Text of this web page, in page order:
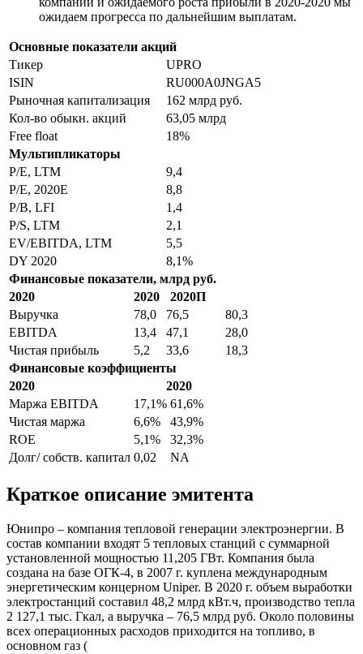
ожидаем прогресса по дальнейшим выплатам.
Основные показатели акций
Тикер
UPRO
ISIN
RU000A0JNGA5
Рыночная капитализация
162 млрд руб.
Кол-во обыкн. акций
63,05 млрд
Free float
18%
Мультипликаторы
P/E, LTM
9,4
P/E, 2020Е
8,8
P/B, LFI
1,4
P/S, LTM
2,1
EV/EBITDA, LTM
5,5
DY 2020
8,1%
Финансовые показатели, млрд руб.
2020
2020
2020П
Выручка
78,0 76,5
80,3
EBITDA
13,4 47,1
28,0
Чистая прибыль
5,2 33,6
18,3
Финансовые коэффициенты
2020
2020
Маржа EBITDA
17,1% 61,6%
Чистая маржа
6,6%
43,9%
ROE
5,1%
32,3%
Долг/ собств. капитал 0,02 NA
Краткое описание эмитента
Юнипро – компания тепловой генерации электроэнергии. В
состав компании входят 5 тепловых станций с суммарной
установленной мощностью 11,205 ГВт. Компания была
создана на базе ОГК-4, в 2007 г. куплена международным
энергетическим концерном Uniper. В 2020 г. объем выработки
электростанций составил 48,2 млрд кВт.ч, производство тепла
2 127,1 тыс. Гкал, а выручка – 76,5 млрд руб. Около половины
всех операционных расходов приходится на топливо, в
основном газ (